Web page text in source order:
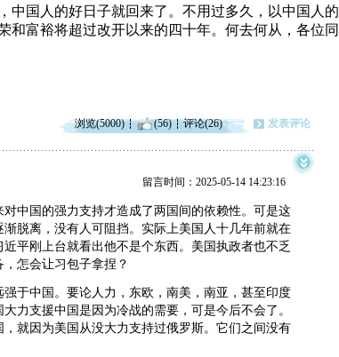
中国人的好日子就回来了。不用过多久，以中国人的
和富裕将超过改开以来的四十年。何去何从，各位同
浏览(5000) (56) 评论(26) 发表评论
留言时间：2025-05-14 14:23:16
中国的强力支持才造成了两国间的依赖性。可是这
脱离，没有人可阻挡。实际上美国人十几年前就在
平刚上台就看出他不是个东西。美国执政者也不乏
怎会让习包子拿捏？
于中国。要论人力，东欧，南美，南亚，甚至印度
力支援中国是因为冷战的需要，可是今后不会了。
就因为美国从没大力支持过俄罗斯。它们之间没有